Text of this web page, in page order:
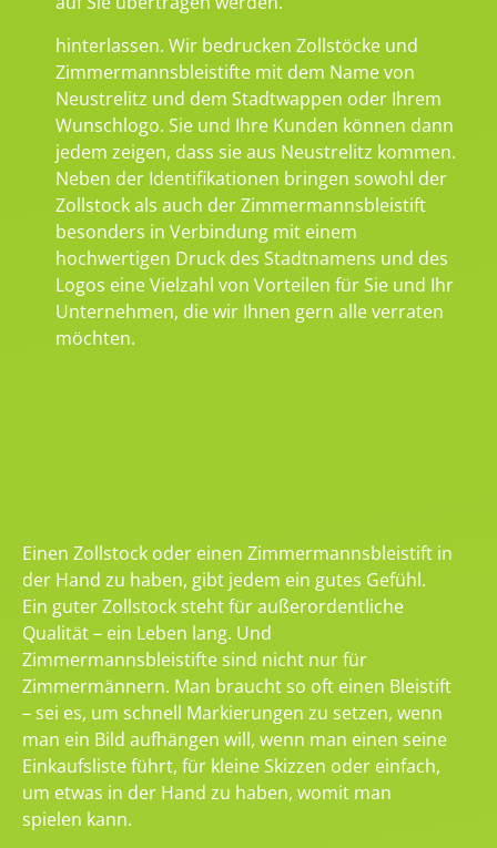
hinterlassen. Wir bedrucken Zollstöcke und
Zimmermannsbleistifte mit dem Name von
Neustrelitz und dem Stadtwappen oder Ihrem
Wunschlogo. Sie und Ihre Kunden können dann
jedem zeigen, dass sie aus Neustrelitz kommen.
Neben der Identifikationen bringen sowohl der
Zollstock als auch der Zimmermannsbleistift
besonders in Verbindung mit einem
hochwertigen Druck des Stadtnamens und des
Logos eine Vielzahl von Vorteilen für Sie und Ihr
Unternehmen, die wir Ihnen gern alle verraten
möchten.
Einen Zollstock oder einen Zimmermannsbleistift in
der Hand zu haben, gibt jedem ein gutes Gefühl.
Ein guter Zollstock steht für außerordentliche
Qualität – ein Leben lang. Und
Zimmermannsbleistifte sind nicht nur für
Zimmermännern. Man braucht so oft einen Bleistift
– sei es, um schnell Markierungen zu setzen, wenn
man ein Bild aufhängen will, wenn man einen seine
Einkaufsliste führt, für kleine Skizzen oder einfach,
um etwas in der Hand zu haben, womit man
spielen kann.